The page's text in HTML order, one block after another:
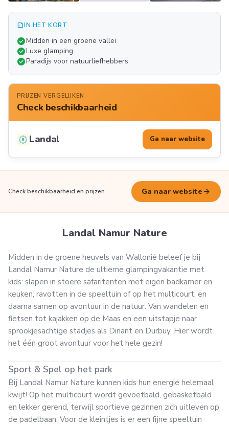
play_arrow
summarizeIN HET KORT
check_circleMidden in een groene vallei
check_circleLuxe glamping
check_circleParadijs voor natuurliefhebbers
PRIJZEN VERGELIJKEN
Check beschikbaarheid
Landal Ga naar website
Check beschikbaarheid en prijzen Ga naar website arrow_forward
Landal Namur Nature
Midden in de groene heuvels van Wallonië beleef je bij
Landal Namur Nature de ultieme glampingvakantie met
kids: slapen in stoere safaritenten met eigen badkamer en
keuken, ravotten in de speeltuin of op het multicourt, en
daarna samen op avontuur in de natuur. Van wandelen en
fietsen tot kajakken op de Maas en een uitstapje naar
sprookjesachtige stadjes als Dinant en Durbuy. Hier wordt
het één groot avontuur voor het hele gezin!
Sport & Spel op het park
Bij Landal Namur Nature kunnen kids hun energie helemaal
kwijt! Op het multicourt wordt gevoetbald, gebasketbald
en lekker gerend, terwijl sportieve gezinnen zich uitleven op
de padelbaan. Voor de kleintjes is er een fijne speeltuin